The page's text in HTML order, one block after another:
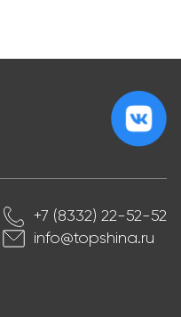
+7 (8332) 22-52-52
info@topshina.ru